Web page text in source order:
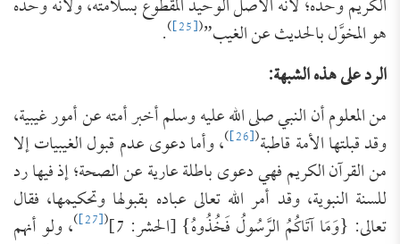
هو المخوَّل بالحديث عن الغيب”(
[25]
)
.
الرد على هذه الشبهة:
من المعلوم أن النبي صلى الله عليه وسلم أخبر أمته عن أمور غيبية،
وقد قبلتها الأمة قاطبة(
[26]
)، وأما دعوى عدم قبول الغيبيات إلا
من القرآن الكريم فهي دعوى باطلة عارية عن الصحة؛ إذ فيها رد
للسنة النبوية، وقد أمر الله تعالى عباده بقبولها وتحكيمها، فقال
تعالى: {وَمَا آتَاكُمُ الرَّسُولُ فَخُذُوهُ} [الحشر: 7] (
[27]
)، ولو أنهم